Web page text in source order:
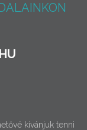
kívánjuk tenni